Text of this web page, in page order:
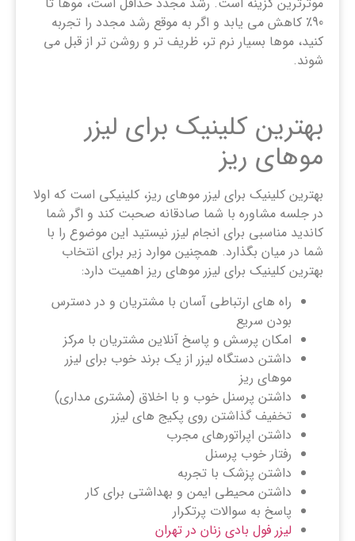
90٪ کاهش می یابد و اگر به موقع رشد مجدد را تجربه
کنید، موها بسیار نرم تر، ظریف تر و روشن تر از قبل می
شوند.
بهترین کلینیک برای لیزر
موهای ریز
بهترین کلینیک برای لیزر موهای ریز، کلینیکی است که اولا
در جلسه مشاوره با شما صادقانه صحبت کند و اگر شما
کاندید مناسبی برای انجام لیزر نیستید این موضوع را با
شما در میان بگذارد. همچنین موارد زیر برای انتخاب
بهترین کلینیک برای لیزر موهای ریز اهمیت دارد:
راه های ارتباطی آسان با مشتریان و در دسترس
بودن سریع
امکان پرسش و پاسخ آنلاین مشتریان با مرکز
داشتن دستگاه لیزر از یک برند خوب برای لیزر
موهای ریز
داشتن پرسنل خوب و با اخلاق (مشتری مداری)
تخفیف گذاشتن روی پکیج های لیزر
داشتن اپراتورهای مجرب
رفتار خوب پرسنل
داشتن پزشک با تجربه
داشتن محیطی ایمن و بهداشتی برای کار
پاسخ به سوالات پرتکرار
لیزر فول بادی زنان در تهران